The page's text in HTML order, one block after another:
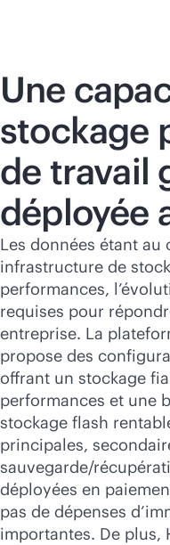
Une
stockage
de travail
déployée
Les données étant
infrastructure de
performances,
requises pour
entreprise. La
propose des
offrant un stockage
performances et une
stockage flash
principales,
sauvegarde/
déployées en
pas de dépenses
importantes. De plus,